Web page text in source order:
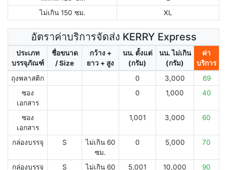
ไม่เกิน 150 ซม.
XL
อัตราค่าบริการจัดส่ง KERRY Express
ประเภท
บรรจุภัณฑ์
ชื่อขนาด
/ Size
กว้าง +
ยาว + สูง
นน. ตั้งแต่
(กรัม)
นน. ไม่เกิน
(กรัม)
ค่า
บริการ
ถุงพลาสติก
0 3,000
69
ซอง
เอกสาร
0 1,000 40
ซอง
เอกสาร
1,001 3,000 60
กล่องบรรจุ S
ไม่เกิน 60
ซม.
0 5,000 70
กล่องบรรจุ S
ไม่เกิน 60
5,001 10,000 90